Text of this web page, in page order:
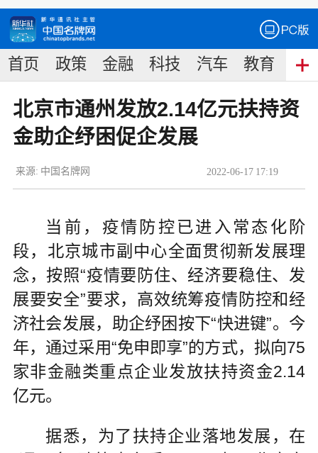
首页 政策 金融 科技 汽车 教育 食
北京市通州发放2.14亿元扶持资
金助企纾困促企发展
2022-06-17 17:19
来源: 中国名牌网
当前，疫情防控已进入常态化阶
段，北京城市副中心全面贯彻新发展理
念，按照“疫情要防住、经济要稳住、发
展要安全”要求，高效统筹疫情防控和经
济社会发展，助企纾困按下“快进键”。今
年，通过采用“免申即享”的方式，拟向75
家非金融类重点企业发放扶持资金2.14
亿元。
据悉，为了扶持企业落地发展，在